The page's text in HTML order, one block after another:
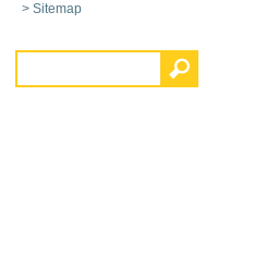
> Sitemap